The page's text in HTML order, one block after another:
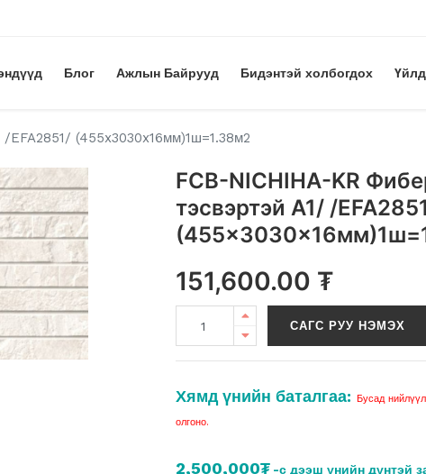
Блог Ажлын Байрууд Бидэнтэй холбогдох
EFA2851/ (455x3030x16мм)1ш=1.38м2
FCB-NICHIHA-KR
тэсвэртэй A1/ /
151,600.00 ₮
САГС РУУ НЭМЭХ
Хямд үнийн баталгаа: Бусад
олгоно.
2,500,000₮ -с дээш үнийн дүнтэй